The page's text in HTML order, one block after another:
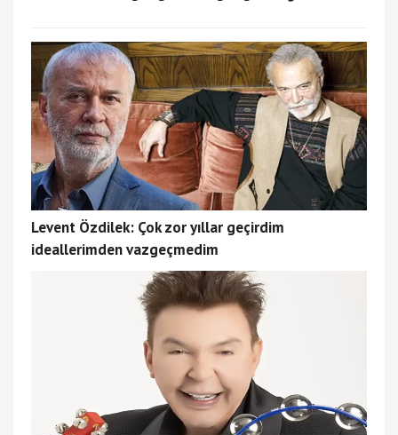
Levent Özdilek: Çok zor yıllar geçirdim
ideallerimden vazgeçmedim